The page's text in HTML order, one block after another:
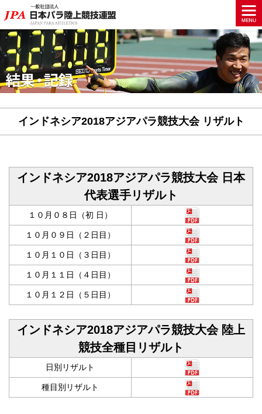
インドネシア2018アジアパラ競技大会 リザルト
インドネシア2018アジアパラ競技大会 日本
代表選手リザルト
１０月０８日（初 日）
１０月０９日（２日目）
１０月１０日（３日目）
１０月１１日（４日目）
１０月１２日（５日目）
インドネシア2018アジアパラ競技大会 陸上
競技全種目リザルト
日別リザルト
種目別リザルト